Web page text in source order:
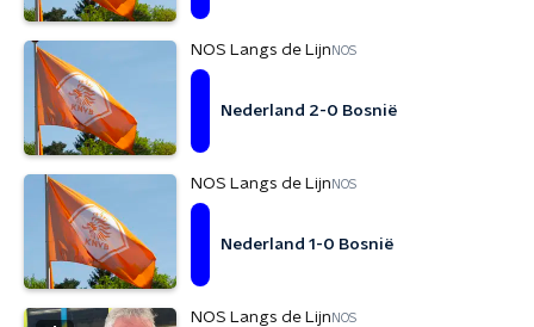
NOS Langs de Lijn NOS
Nederland 2-0 Bosnië
NOS Langs de Lijn NOS
Nederland 1-0 Bosnië
NOS Langs de Lijn NOS